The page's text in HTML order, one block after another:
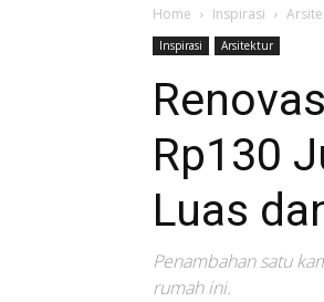
Home Inspirasi
Inspirasi Arsitektur
Rp130
Luas
Penambahan satu
rumah ini.